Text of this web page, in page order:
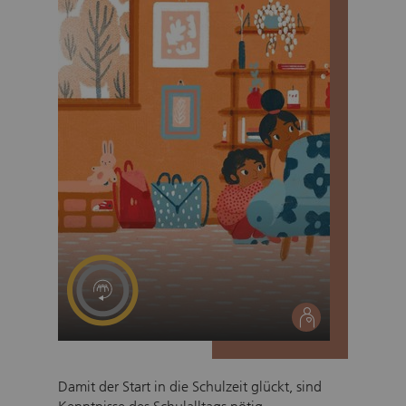
social
Damit der Start in die Schulzeit glückt, sind